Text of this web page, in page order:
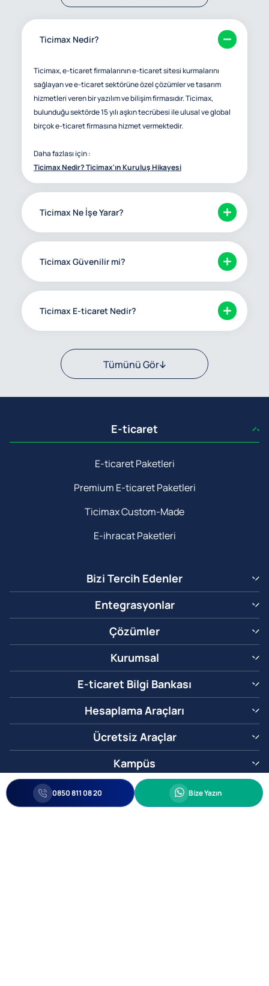
Ticimax Nedir?
Ticimax, e-ticaret firmalarının e-ticaret sitesi kurmalarını
sağlayan ve e-ticaret sektörüne özel çözümler ve tasarım
hizmetleri veren bir yazılım ve bilişim firmasıdır. Ticimax,
bulunduğu sektörde 15 yılı aşkın tecrübesi ile ulusal ve global
birçok e-ticaret firmasına hizmet vermektedir.
Daha fazlası için :
Ticimax Nedir? Ticimax'ın Kuruluş Hikayesi
Ticimax Ne İşe Yarar?
Ticimax Güvenilir mi?
Ticimax E-ticaret Nedir?
Tümünü Gör
E-ticaret
E-ticaret Paketleri
Premium E-ticaret Paketleri
Ticimax Custom-Made
E-ihracat Paketleri
Bizi Tercih Edenler
Entegrasyonlar
Çözümler
Kurumsal
E-ticaret Bilgi Bankası
Hesaplama Araçları
Ücretsiz Araçlar
Kampüs
0850 811 08 20 Whatsapp
Bize Yazın
0850 811 08 20